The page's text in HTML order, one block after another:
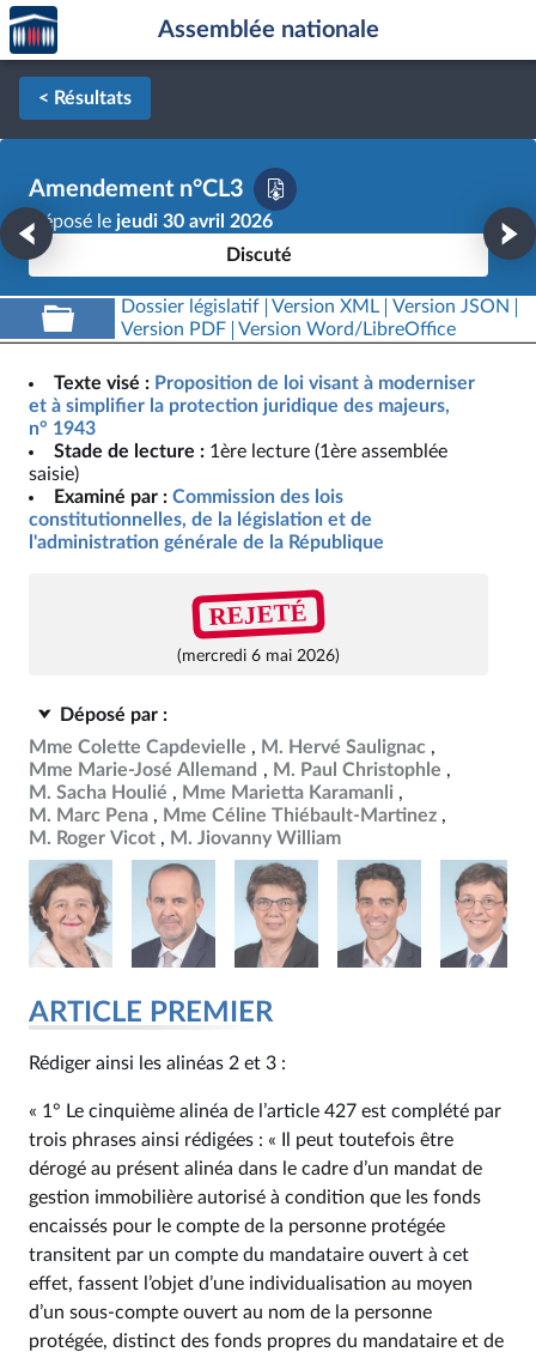
Aller au contenu
Aller en bas de la page
Accèder
à la
page
d'accueil
Assemblée nationale
< Résultats
Amendement n°CL3
Déposé le jeudi 30 avril 2026
Discuté
Dossier législatif Version XML
Version JSON
Version PDF
Version Word/LibreOffice
Texte visé : Proposition de loi visant à moderniser
et à simplifier la protection juridique des majeurs,
n° 1943
Stade de lecture : 1ère lecture (1ère assemblée
saisie)
Examiné par : Commission des lois
constitutionnelles, de la législation et de
l'administration générale de la République
REJETÉ
(mercredi 6 mai 2026)
Déposé par :
Mme Colette Capdevielle
M. Hervé Saulignac
Mme Marie-José Allemand
M. Paul Christophle
M. Sacha Houlié
Mme Marietta Karamanli
M. Marc Pena
Mme Céline Thiébault-Martinez
M. Roger Vicot
M. Jiovanny William
ARTICLE PREMIER
Rédiger ainsi les alinéas 2 et 3 :
« 1° Le cinquième alinéa de l’article 427 est complété par
trois phrases ainsi rédigées : « Il peut toutefois être
dérogé au présent alinéa dans le cadre d’un mandat de
gestion immobilière autorisé à condition que les fonds
encaissés pour le compte de la personne protégée
transitent par un compte du mandataire ouvert à cet
effet, fassent l’objet d’une individualisation au moyen
d’un sous-compte ouvert au nom de la personne
protégée, distinct des fonds propres du mandataire et de